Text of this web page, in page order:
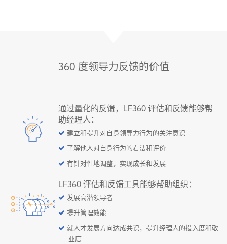
360 度领导力反馈的价值
通过量化的反馈，LF360 评估和反馈能够帮
助经理人：
建立和提升对自身领导力行为的关注意识
了解他人对自身行为的看法和评价
有针对性地调整，实现成长和发展
LF360 评估和反馈工具能够帮助组织：
发展高潜领导者
提升管理效能
就人才发展方向达成共识，提升经理人的投入度和敬
业度